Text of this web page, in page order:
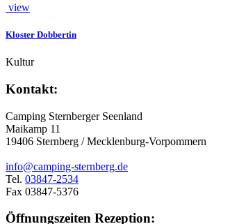
view
Kloster Dobbertin
Kultur
Kontakt:
Camping Sternberger Seenland
Maikamp 11
19406 Sternberg / Mecklenburg-Vorpommern
info@camping-sternberg.de
Tel. 03847-2534
Fax 03847-5376
Öffnungszeiten Rezeption: